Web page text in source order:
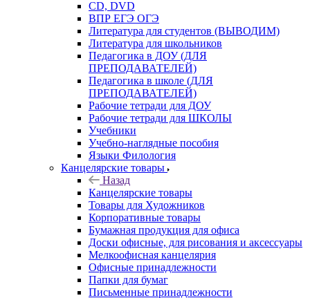
CD, DVD
ВПР ЕГЭ ОГЭ
Литература для студентов (ВЫВОДИМ)
Литература для школьников
Педагогика в ДОУ (ДЛЯ
ПРЕПОДАВАТЕЛЕЙ)
Педагогика в школе (ДЛЯ
ПРЕПОДАВАТЕЛЕЙ)
Рабочие тетради для ДОУ
Рабочие тетради для ШКОЛЫ
Учебники
Учебно-наглядные пособия
Языки Филология
Канцелярские товары
Назад
Канцелярские товары
Товары для Художников
Корпоративные товары
Бумажная продукция для офиса
Доски офисные, для рисования и аксессуары
Мелкоофисная канцелярия
Офисные принадлежности
Папки для бумаг
Письменные принадлежности